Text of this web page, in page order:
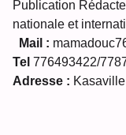
Publication
nationale et
Mail :
Tel 776493422/
Adresse :